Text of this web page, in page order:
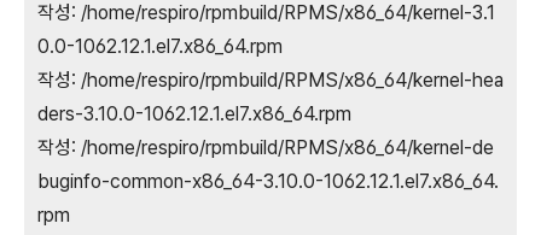
작성: /home/respiro/rpmbuild/RPMS/x86_64/kernel-3.1
0.0-1062.12.1.el7.x86_64.rpm
작성: /home/respiro/rpmbuild/RPMS/x86_64/kernel-hea
ders-3.10.0-1062.12.1.el7.x86_64.rpm
작성: /home/respiro/rpmbuild/RPMS/x86_64/kernel-de
buginfo-common-x86_64-3.10.0-1062.12.1.el7.x86_64.
rpm